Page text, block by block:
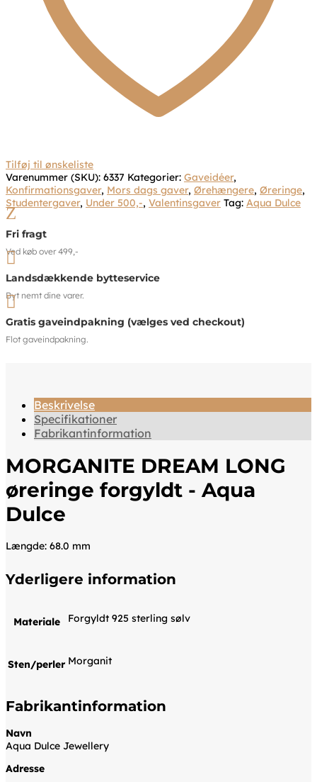
Tilføj til ønskeliste
Varenummer (SKU): 6337 Kategorier: Gaveidéer,
Konfirmationsgaver, Mors dags gaver, Ørehængere, Øreringe,
Studentergaver, Under 500,-, Valentinsgaver Tag: Aqua Dulce
Z
Fri fragt
Ved køb over 499,-

Landsdækkende bytteservice
Byt nemt dine varer.

Gratis gaveindpakning (vælges ved checkout)
Flot gaveindpakning.
Beskrivelse
Specifikationer
Fabrikantinformation
MORGANITE DREAM LONG
øreringe forgyldt - Aqua
Dulce
Længde: 68.0 mm
Yderligere information
Materiale Forgyldt 925 sterling sølv
Sten/perler Morganit
Fabrikantinformation
Navn
Aqua Dulce Jewellery
Adresse